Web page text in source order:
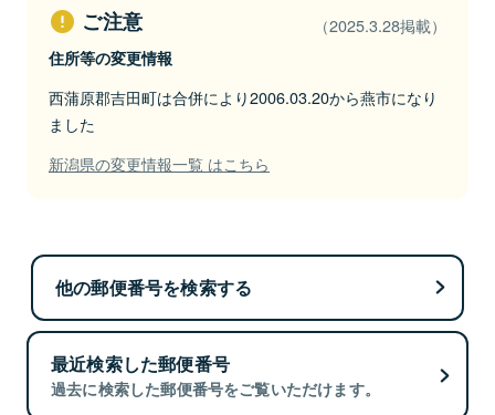
ご注意 （2025.3.28掲載）
住所等の変更情報
西蒲原郡吉田町は合併により2006.03.20から燕市になり
ました
新潟県の変更情報一覧 はこちら
他の郵便番号を検索する
最近検索した郵便番号
過去に検索した郵便番号をご覧いただけます。